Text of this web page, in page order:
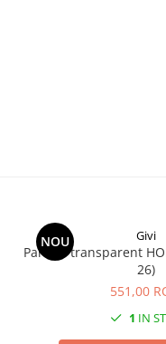
NOU Givi
Parbriz transparent
26)
551,00
1 IN